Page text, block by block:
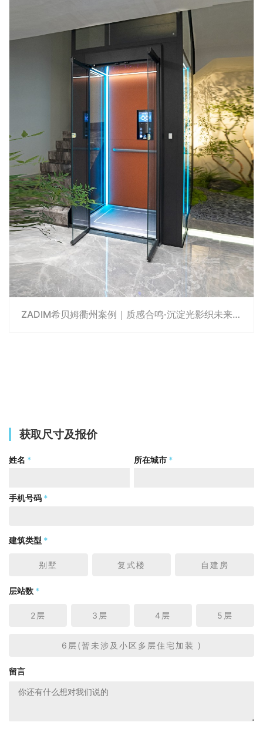
ZADIM希贝姆衢州案例｜质感合鸣·沉淀光影织未来，明暗相协·革新空间生命力
获取尺寸及报价
姓名 * 所在城市 *
手机号码 *
建筑类型 *
别墅 复式楼 自建房
层站数 *
2层 3层 4层 5层
6层(暂未涉及小区多层住宅加装 )
留言